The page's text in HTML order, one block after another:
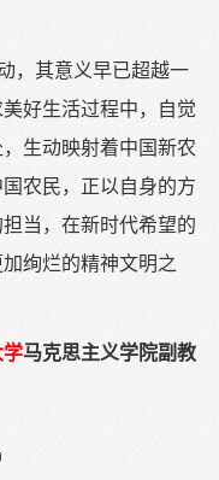
，其意义早已超越一
好生活过程中，自觉
生动映射着中国新农
农民，正以自身的方
当，在新时代希望的
绚烂的精神文明之
学马克思主义学院副教